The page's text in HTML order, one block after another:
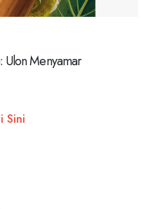
Ulon Menyamar
Sini